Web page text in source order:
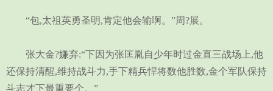
“包,太祖英勇圣明,肯定他会输啊。”周?展。
张大金?嫌弃:“下因为张匡胤自少年时过金直三战场上,他
还保持清醒,维持战斗力,手下精兵悍将数他胜数,金个军队保持
斗志才下最重要个。”